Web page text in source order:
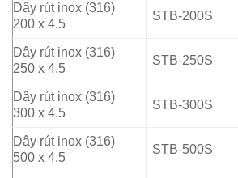
Dây rút inox (316)
200 x 4.5
STB-200S
Dây rút inox (316)
250 x 4.5
STB-250S
Dây rút inox (316)
300 x 4.5
STB-300S
Dây rút inox (316)
500 x 4.5
STB-500S